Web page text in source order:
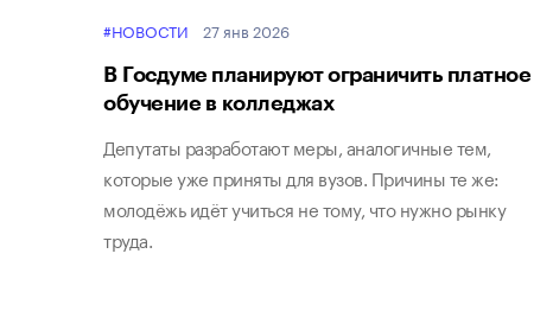
#НОВОСТИ 27 янв 2026
В Госдуме планируют ограничить платное
обучение в колледжах
Депутаты разработают меры, аналогичные тем,
которые уже приняты для вузов. Причины те же:
молодёжь идёт учиться не тому, что нужно рынку
труда.